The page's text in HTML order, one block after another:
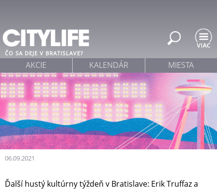
06.09.2021
ČO SA DEJE V BRATISLAVE?
Ďalší hustý kultúrny týždeň v Bratislave: Erik Truffaz a
AKCIE KALENDÁR MIESTA